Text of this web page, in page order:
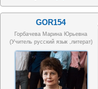
GOR154
Горбачева Марина Юрьевна
(учитель русский язык ,литерат)